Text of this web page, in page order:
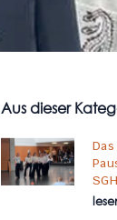
Aus dieser
SGH